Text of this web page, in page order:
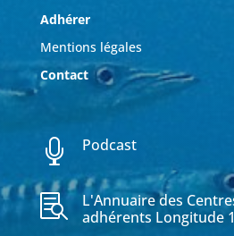
Adhérer
Mentions légales
Contact
 Podcast

L'Annuaire des
adhérents Longitude